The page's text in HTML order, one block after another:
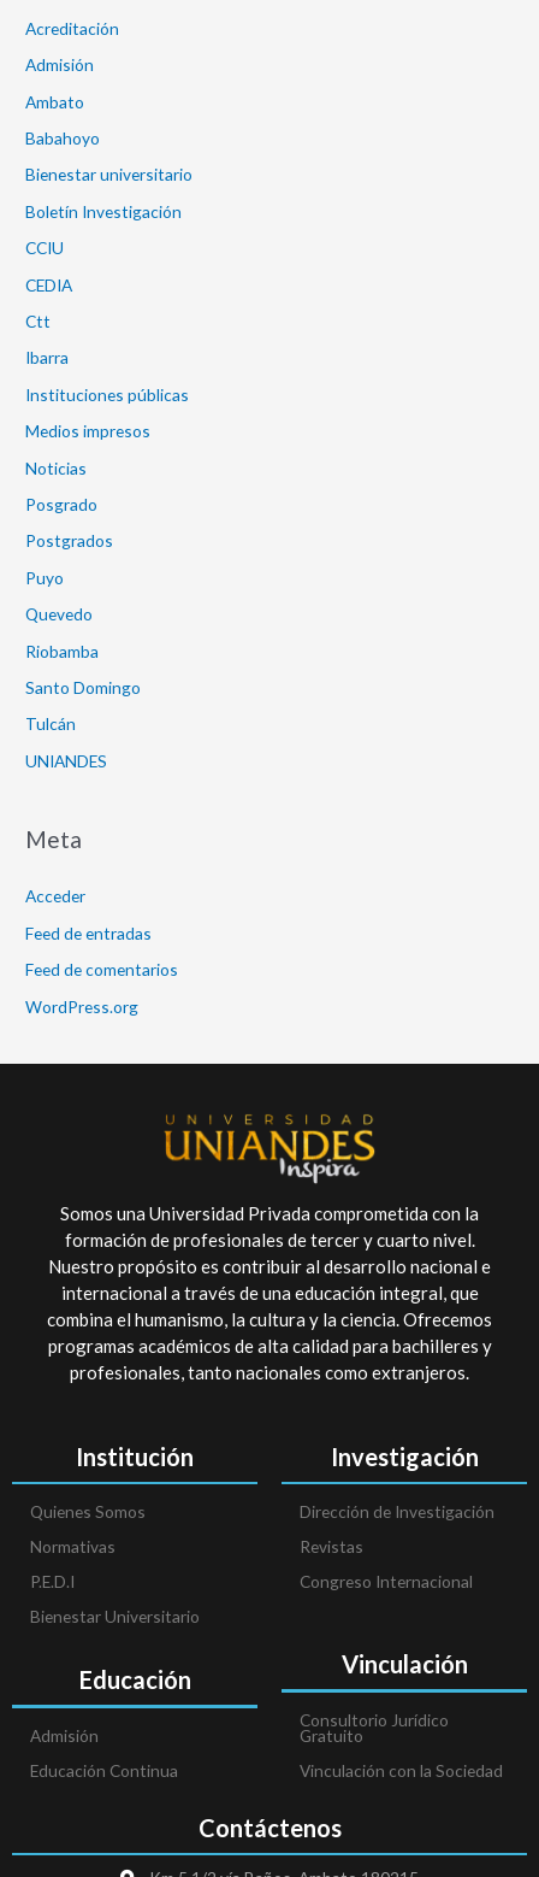
Acreditación
Admisión
Ambato
Babahoyo
Bienestar universitario
Boletín Investigación
CCIU
CEDIA
Ctt
Ibarra
Instituciones públicas
Medios impresos
Noticias
Posgrado
Postgrados
Puyo
Quevedo
Riobamba
Santo Domingo
Tulcán
UNIANDES
Meta
Acceder
Feed de entradas
Feed de comentarios
WordPress.org
Somos una Universidad Privada comprometida con la
formación de profesionales de tercer y cuarto nivel.
Nuestro propósito es contribuir al desarrollo nacional e
internacional a través de una educación integral, que
combina el humanismo, la cultura y la ciencia. Ofrecemos
programas académicos de alta calidad para bachilleres y
profesionales, tanto nacionales como extranjeros.
Institución
Quienes Somos
Normativas
P.E.D.I
Bienestar Universitario
Educación
Admisión
Educación Continua
Investigación
Dirección de Investigación
Revistas
Congreso Internacional
Vinculación
Consultorio Jurídico
Gratuito
Vinculación con la Sociedad
Contáctenos